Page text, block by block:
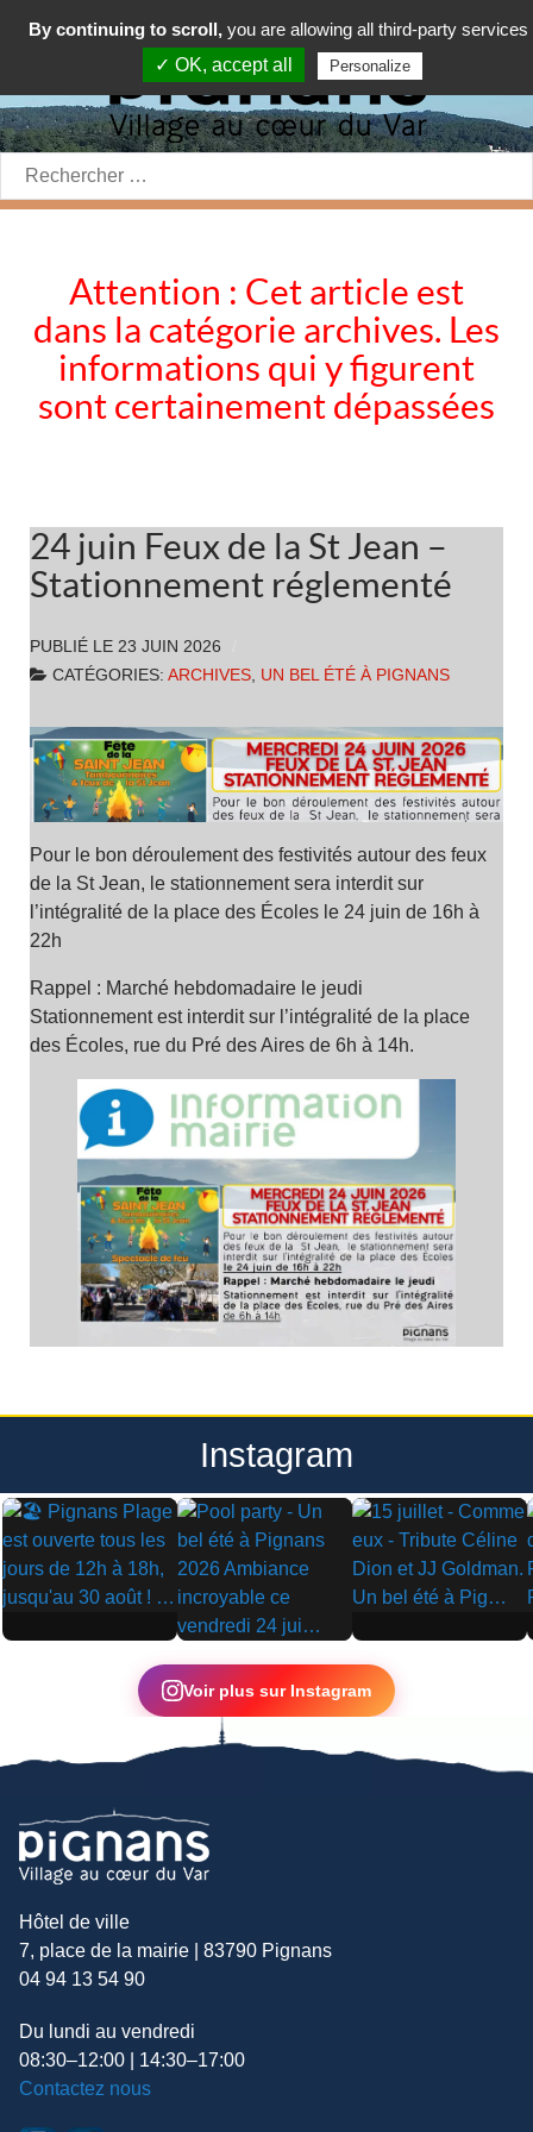
Rechercher:
Attention : Cet article est
dans la catégorie archives. Les
informations qui y figurent
sont certainement dépassées
24 juin Feux de la St Jean –
Stationnement réglementé
PUBLIÉ LE 23 JUIN 2026
CATÉGORIES: ARCHIVES, UN BEL ÉTÉ À PIGNANS
Pour le bon déroulement des festivités autour des feux
de la St Jean, le stationnement sera interdit sur
l’intégralité de la place des Écoles le 24 juin de 16h à
22h
Rappel : Marché hebdomadaire le jeudi
Stationnement est interdit sur l’intégralité de la place
des Écoles, rue du Pré des Aires de 6h à 14h.
Instagram
▶
▶
▶
Voir plus sur Instagram
Hôtel de ville
7, place de la mairie | 83790 Pignans
04 94 13 54 90
Du lundi au vendredi
08:30–12:00 | 14:30–17:00
Contactez nous
By continuing to scroll, you are allowing all third-party services
✓ OK, accept all
Personalize